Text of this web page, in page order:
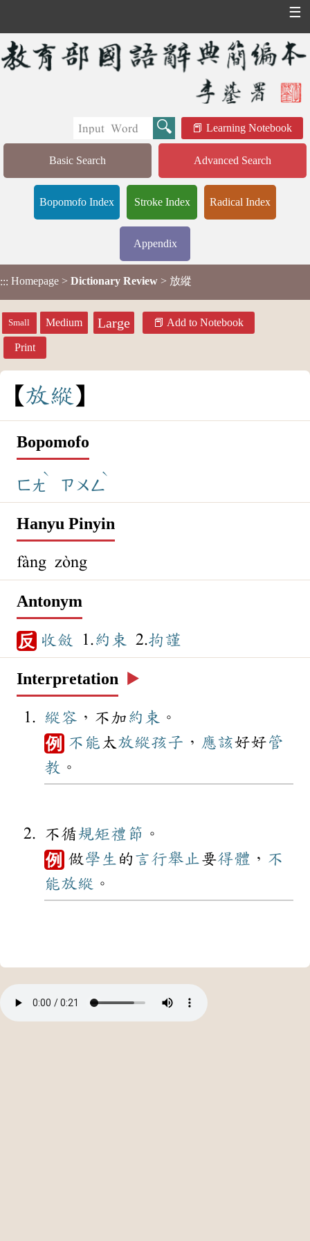
☰
Learning Notebook
Basic Search Advanced Search
Bopomofo Index Stroke Index Radical Index
Appendix
::: Homepage > Dictionary Review > 放縱
Small Medium Large Add to Notebook
Print
放縱
Bopomofo
ㄈㄤ
ˋ
ㄗㄨㄥ
ˋ
Hanyu Pinyin
fàng zòng
Antonym
反 收斂 1.約束 2.拘謹
Interpretation ▶️
縱容 ，不加 約束 。
例 不能 太 放縱孩子 ， 應該好好管
教 。
不循規矩禮節 。
例 做學生 的 言行舉止 要得體 ， 不
能放縱 。